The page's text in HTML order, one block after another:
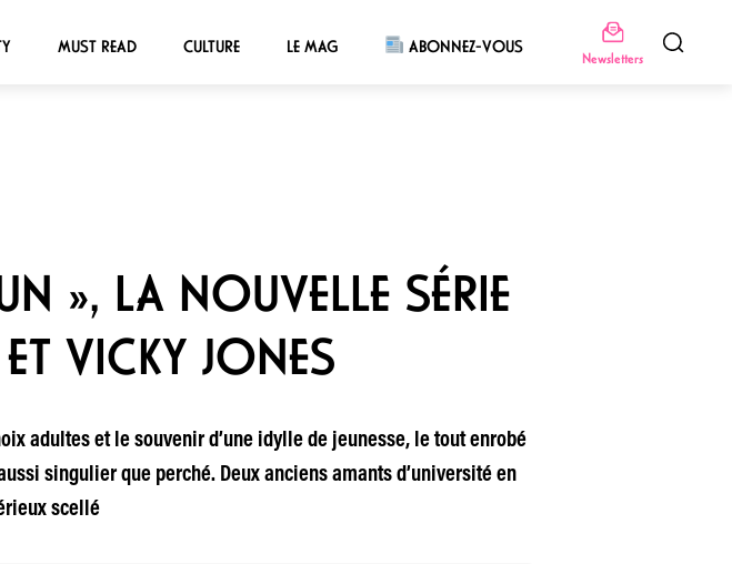
MUST READ CULTURE LE MAG ABONNEZ-VOUS
Newsletters
», LA NOUVELLE SÉRIE
VICKY JONES
adultes et le souvenir d’une idylle de jeunesse, le tout enrobé
singulier que perché. Deux anciens amants d’université en
scellé